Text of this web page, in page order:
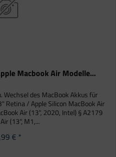
Macbook Air Modelle...
Wechsel des MacBook Akkus für
Retina / Apple Silicon MacBook Air
Air (13", 2020, Intel) § A2179
(13", M1,...
€ *